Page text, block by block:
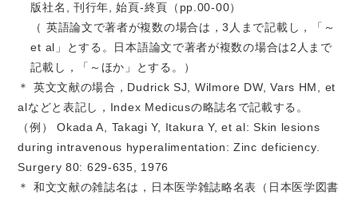
版社名, 刊行年, 始頁-終頁（pp.00-00）
（ 英語論文で著者が複数の場合は，3人まで記載し，「～
et al」とする。日本語論文で著者が複数の場合は2人まで
記載し，「～ほか」とする。）
＊ 英文文献の場合，Dudrick SJ, Wilmore DW, Vars HM, et
alなどと表記し，Index Medicusの略誌名で記載する。
（例） Okada A, Takagi Y, Itakura Y, et al: Skin lesions
during intravenous hyperalimentation: Zinc deficiency.
Surgery 80: 629-635, 1976
＊ 和文文献の雑誌名は，日本医学雑誌略名表（日本医学図書